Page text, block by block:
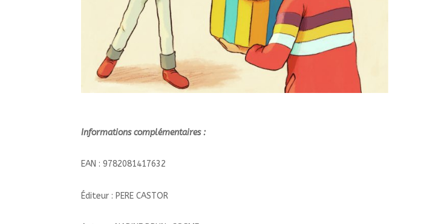
Informations complémentaires :
EAN : 9782081417632
Éditeur : PERE CASTOR